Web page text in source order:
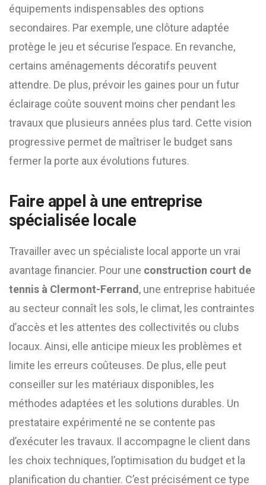
équipements indispensables des options
secondaires. Par exemple, une clôture adaptée
protège le jeu et sécurise l’espace. En revanche,
certains aménagements décoratifs peuvent
attendre. De plus, prévoir les gaines pour un futur
éclairage coûte souvent moins cher pendant les
travaux que plusieurs années plus tard. Cette vision
progressive permet de maîtriser le budget sans
fermer la porte aux évolutions futures.
Faire appel à une entreprise
spécialisée locale
Travailler avec un spécialiste local apporte un vrai
avantage financier. Pour une construction court de
tennis à Clermont-Ferrand , une entreprise habituée
au secteur connaît les sols, le climat, les contraintes
d’accès et les attentes des collectivités ou clubs
locaux. Ainsi, elle anticipe mieux les problèmes et
limite les erreurs coûteuses. De plus, elle peut
conseiller sur les matériaux disponibles, les
méthodes adaptées et les solutions durables. Un
prestataire expérimenté ne se contente pas
d’exécuter les travaux. Il accompagne le client dans
les choix techniques, l’optimisation du budget et la
planification du chantier. C’est précisément ce type